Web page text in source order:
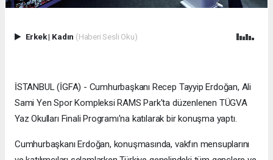
Erkek| Kadın (Haberi Sesli Oku)
İSTANBUL (İGFA) - Cumhurbaşkanı Recep Tayyip Erdoğan, Ali
Sami Yen Spor Kompleksi RAMS Park'ta düzenlenen TÜGVA
Yaz Okulları Finali Programı'na katılarak bir konuşma yaptı.
Cumhurbaşkanı Erdoğan, konuşmasında, vakfın mensuplarını